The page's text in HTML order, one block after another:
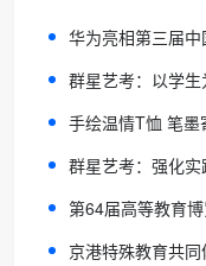
华为亮相第三届中国高校
群星艺考：以学
手绘温情T恤 笔墨
群星艺考：强化实
第64届高等教育博览
京港特殊教育共同